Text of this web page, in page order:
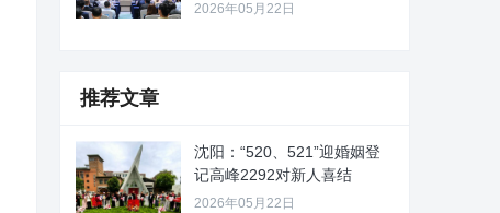
2026年05月22日
推荐文章
沈阳：“520、521”迎婚姻登
记高峰2292对新人喜结
2026年05月22日